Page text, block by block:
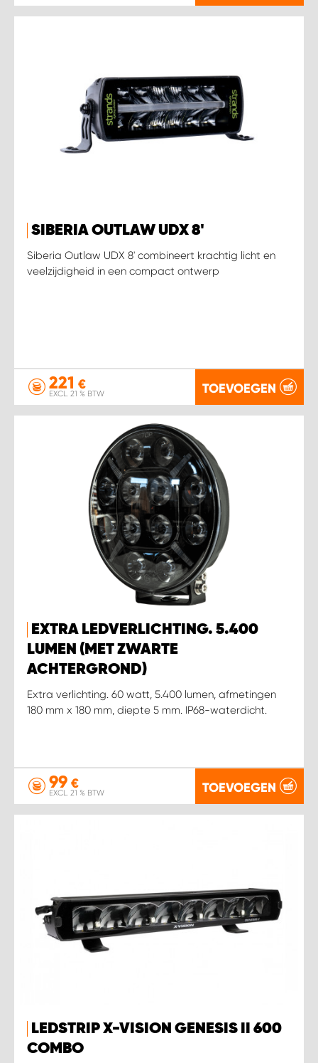
SIBERIA OUTLAW UDX 8'
Siberia Outlaw UDX 8' combineert krachtig licht en
veelzijdigheid in een compact ontwerp
221 €
EXCL. 21 % BTW TOEVOEGEN
EXTRA LEDVERLICHTING. 5.400
LUMEN (MET ZWARTE
ACHTERGROND)
Extra verlichting. 60 watt, 5.400 lumen, afmetingen
180 mm x 180 mm, diepte 5 mm. IP68-waterdicht.
99 €
EXCL. 21 % BTW TOEVOEGEN
LEDSTRIP X-VISION GENESIS II 600
COMBO